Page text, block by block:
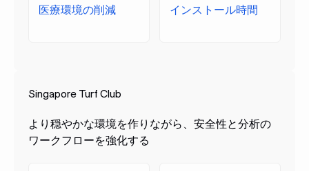
医療環境の削減 インストール時間
Singapore Turf Club
より穏やかな環境を作りながら、安全性と分析の
ワークフローを強化する